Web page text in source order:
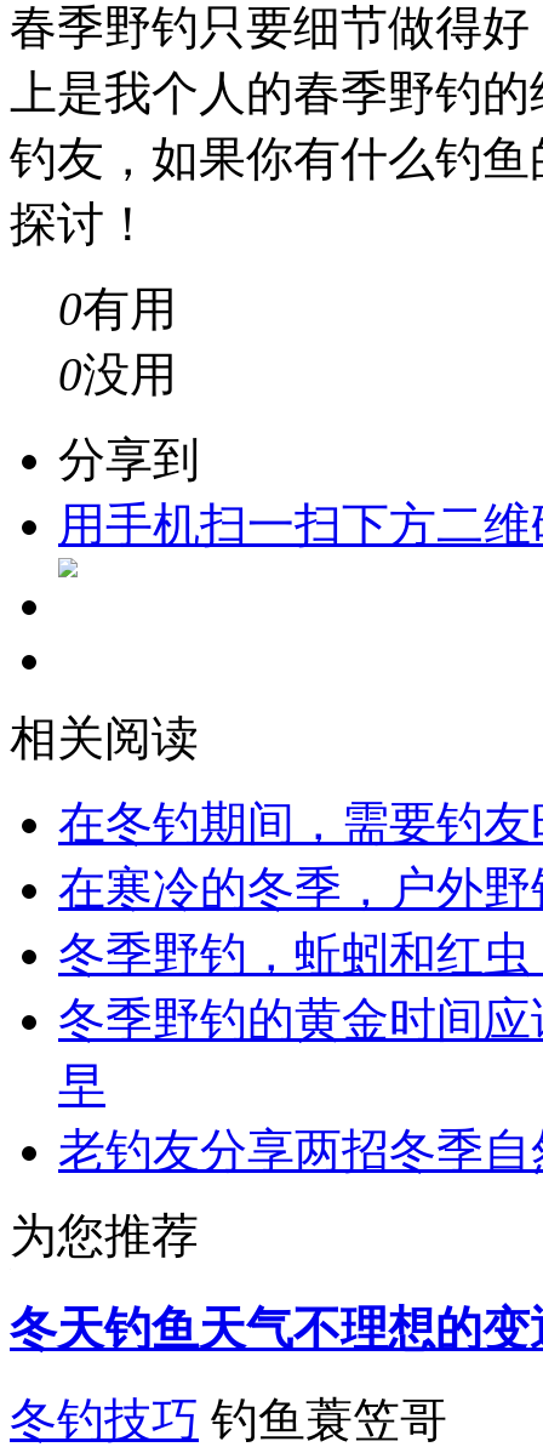
春季野钓只要细节做得
上是我个人的春季野钓
钓友，如果你有什么钓
探讨！
0有用
0没用
分享到
用手机扫一扫下方二
相关阅读
在冬钓期间，需要钓
在寒冷的冬季，户外
冬季野钓，蚯蚓和红
冬季野钓的黄金时间
早
老钓友分享两招冬季
为您推荐
冬天钓鱼天气不理想的变
冬钓技巧 钓鱼蓑笠哥